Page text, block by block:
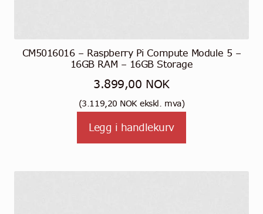
CM5016016 – Raspberry Pi Compute Module 5 –
16GB RAM – 16GB Storage
3.899,00 NOK
(3.119,20 NOKekskl. mva)
Legg i handlekurv